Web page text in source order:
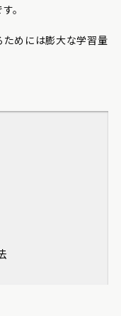
。
めには膨大な学習量